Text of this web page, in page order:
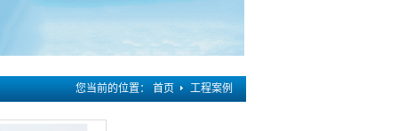
您当前的位置： 首页 工程案例